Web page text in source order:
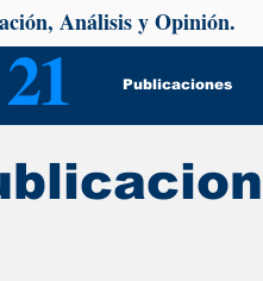
21 Publicaciones
Análisis y Opinión.